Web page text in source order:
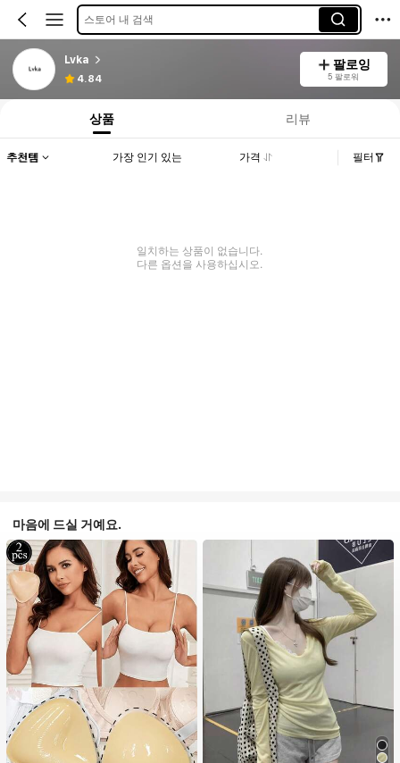
스토어 내 검색
Lvka
4.84
팔로잉
5 팔로워
상품 리뷰
추천템 가장 인기 있는 가격 필터
일치하는 상품이 없습니다.
다른 옵션을 사용하십시오.
마음에 드실 거예요.